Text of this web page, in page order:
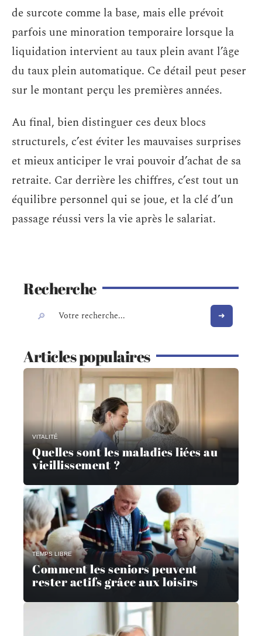
de surcote comme la base, mais elle prévoit
parfois une minoration temporaire lorsque la
liquidation intervient au taux plein avant l’âge
du taux plein automatique. Ce détail peut peser
sur le montant perçu les premières années.
Au final, bien distinguer ces deux blocs
structurels, c’est éviter les mauvaises surprises
et mieux anticiper le vrai pouvoir d’achat de sa
retraite. Car derrière les chiffres, c’est tout un
équilibre personnel qui se joue, et la clé d’un
passage réussi vers la vie après le salariat.
Recherche
Articles populaires
VITALITÉ
Quelles sont les maladies liées au
vieillissement ?
TEMPS LIBRE
Comment les seniors peuvent
rester actifs grâce aux loisirs